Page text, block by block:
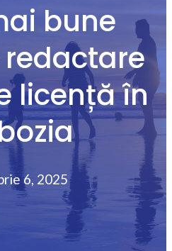
bune
licență în
6, 2025